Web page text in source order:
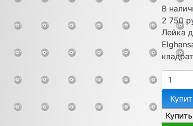
В
2 750
Лейка